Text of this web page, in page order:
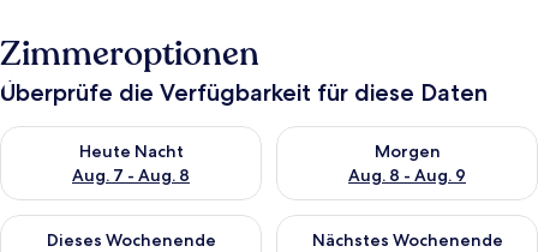
Zimmeroptionen
Überprüfe die Verfügbarkeit für diese Daten
Heute Nacht
Aug. 7 - Aug. 8
Überprüfe die Verfügbarkeit für heute Nacht, Aug. 7 - Aug. 8.
Morgen
Aug. 8 - Aug. 9
Überprüfe die Verfügbarkeit
Dieses Wochenende
Überprüfe die Verfügbarkeit für dieses Wochenende, Aug. 7
Nächstes Wochenende
Überprüfe die Verfügbarkeit